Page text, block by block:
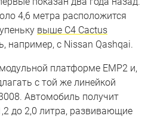
4,6 метра расположится
выше C4 Cactus
например, с Nissan Qashqai.
платформе EMP2 и,
с той же линейкой
Автомобиль получит
до 2,0 литра, развивающие